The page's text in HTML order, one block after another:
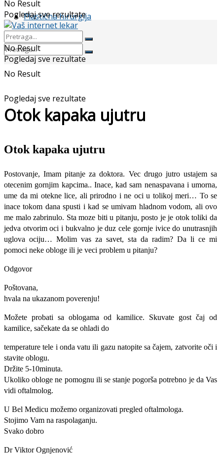
Plastična hirurgija
No Result
Pogledaj sve rezultate
No Result
Pogledaj sve rezultate
No Result
Pogledaj sve rezultate
Otok kapaka ujutru
Otok kapaka ujutru
Postovanje, Imam pitanje za doktora. Vec drugo jutro ustajem sa
otecenim gornjim kapcima.. Inace, kad sam nenaspavana i umorna,
ume da mi otekne lice, ali prirodno i ne oci u tolikoj meri… To se
inace tokom dana spusti i kad se umivam hladnom vodom, ali ovo
me malo zabrinulo. Sta moze biti u pitanju, posto je je otok toliki da
jedva otvorim oci i bukvalno je duz cele gornje ivice do unutrasnjih
uglova ociju… Molim vas za savet, sta da radim? Da li ce mi
pomoci neke obloge ili je veci problem u pitanju?
Odgovor
Poštovana,
hvala na ukazanom poverenju!
Možete probati sa oblogama od kamilice. Skuvate gost čaj od
kamilice, sačekate da se ohladi do
temperature tele i onda vatu ili gazu natopite sa čajem, zatvorite oči i
stavite oblogu.
Držite 5-10minuta.
Ukoliko obloge ne pomognu ili se stanje pogorša potrebno je da Vas
vidi oftalmolog.
U Bel Medicu možemo organizovati pregled oftalmologa.
Stojimo Vam na raspolaganju.
Svako dobro
Dr Viktor Ognjenović